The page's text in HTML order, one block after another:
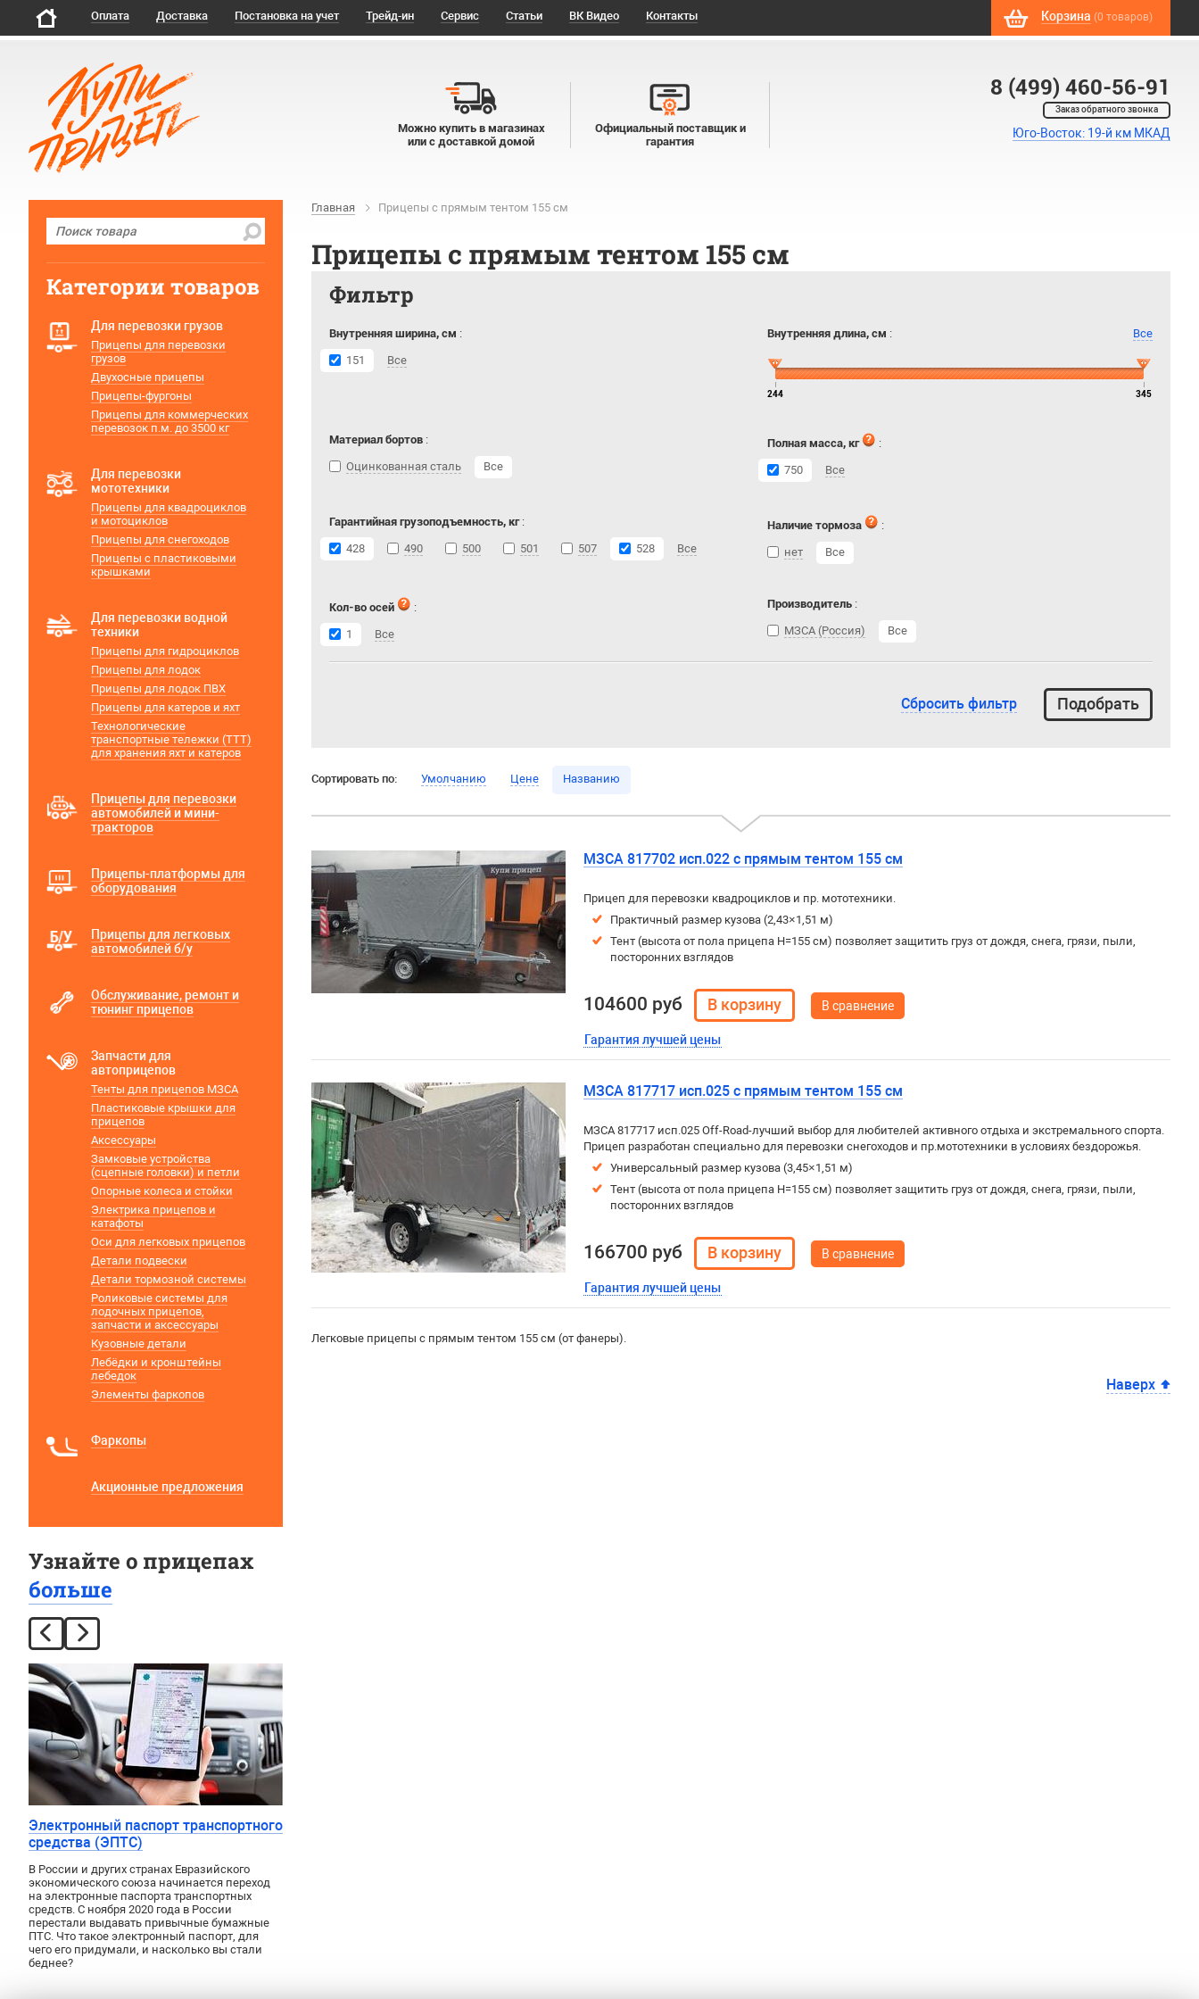
Оплата Доставка Постановка на учет Трейд-ин Сервис Статьи ВК Видео Контакты Корзина (0 товаров)
8 (499) 460-56-91
Заказ обратного звонка
Юго-Восток: 19-й км МКАД
Можно купить в магазинах
или с доставкой домой
Официальный поставщик и
гарантия
Главная Прицепы с прямым тентом 155 см
Прицепы с прямым тентом 155 см
Фильтр
Внутренняя ширина, см :
151
Все
Внутренняя длина, см : Все
244 345
Материал бортов :
Оцинкованная сталь
Все
Полная масса, кг
:
750
Все
Гарантийная грузоподъемность, кг:
428
490 500 501 507 528 Все
Наличие тормоза
:
нет
Все
Кол-во осей
:
1
Все
Производитель:
МЗСА (Россия)
Все
Сбросить фильтр
Сортировать по: Умолчанию Цене Названию
МЗСА 817702 исп.022 с прямым тентом 155 см
Прицеп для перевозки квадроциклов и пр. мототехники.
Практичный размер кузова (2,43×1,51 м)
Тент (высота от пола прицепа H=155 см) позволяет защитить груз от дождя, снега, грязи, пыли,
посторонних взглядов
104600 руб
Гарантия лучшей цены
В сравнение
МЗСА 817717 исп.025 с прямым тентом 155 см
МЗСА 817717 исп.025 Off-Road-лучший выбор для любителей активного отдыха и экстремального спорта.
Прицеп разработан специально для перевозки снегоходов и пр.мототехники в условиях бездорожья.
Универсальный размер кузова (3,45×1,51 м)
Тент (высота от пола прицепа H=155 см) позволяет защитить груз от дождя, снега, грязи, пыли,
посторонних взглядов
166700 руб
Гарантия лучшей цены
В сравнение
Легковые прицепы с прямым тентом 155 см (от фанеры).
Наверх
Категории товаров
Для перевозки грузов
Прицепы для перевозки
грузов
Двухосные прицепы
Прицепы-фургоны
Прицепы для коммерческих
перевозок п.м. до 3500 кг
Для перевозки
мототехники
Прицепы для квадроциклов
и мотоциклов
Прицепы для снегоходов
Прицепы с пластиковыми
крышками
Для перевозки водной
техники
Прицепы для гидроциклов
Прицепы для лодок
Прицепы для лодок ПВХ
Прицепы для катеров и яхт
Технологические
транспортные тележки (ТТТ)
для хранения яхт и катеров
Прицепы для перевозки
автомобилей и мини-
тракторов
Прицепы-платформы для
оборудования
Прицепы для легковых
автомобилей б/у
Обслуживание, ремонт и
тюнинг прицепов
Запчасти для
автоприцепов
Тенты для прицепов МЗСА
Пластиковые крышки для
прицепов
Аксессуары
Замковые устройства
(сцепные головки) и петли
Опорные колеса и стойки
Электрика прицепов и
катафоты
Оси для легковых прицепов
Детали подвески
Детали тормозной системы
Роликовые системы для
лодочных прицепов,
запчасти и аксессуары
Кузовные детали
Лебёдки и кронштейны
лебедок
Элементы фаркопов
Фаркопы
Акционные предложения
Узнайте о прицепах
больше
Электронный паспорт транспортного
средства (ЭПТС)
В России и других странах Евразийского
экономического союза начинается переход
на электронные паспорта транспортных
средств. С ноября 2020 года в России
перестали выдавать привычные бумажные
ПТС. Что такое электронный паспорт, для
чего его придумали, и насколько вы стали
беднее?